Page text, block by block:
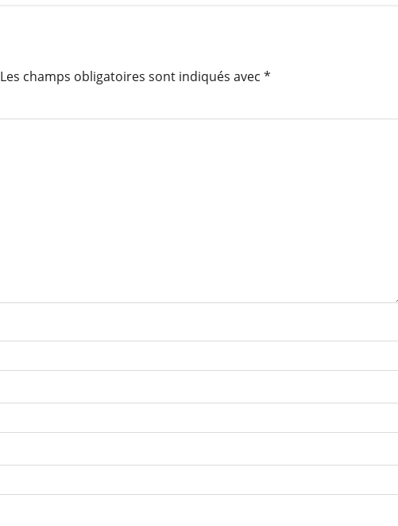
Les champs obligatoires sont indiqués avec *